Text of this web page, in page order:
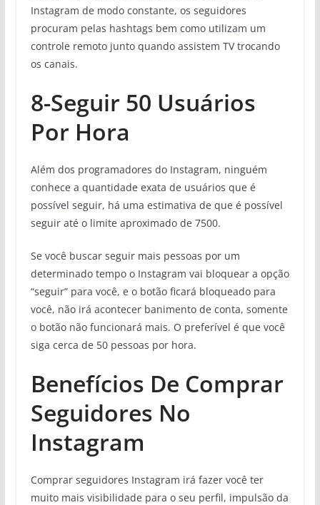
Instagram de modo constante, os seguidores
procuram pelas hashtags bem como utilizam um
controle remoto junto quando assistem TV trocando
os canais.
8-Seguir 50 Usuários
Por Hora
Além dos programadores do Instagram, ninguém
conhece a quantidade exata de usuários que é
possível seguir, há uma estimativa de que é possível
seguir até o limite aproximado de 7500.
Se você buscar seguir mais pessoas por um
determinado tempo o Instagram vai bloquear a opção
“seguir” para você, e o botão ficará bloqueado para
você, não irá acontecer banimento de conta, somente
o botão não funcionará mais. O preferível é que você
siga cerca de 50 pessoas por hora.
Benefícios De Comprar
Seguidores No
Instagram
Comprar seguidores Instagram irá fazer você ter
muito mais visibilidade para o seu perfil, impulsão da